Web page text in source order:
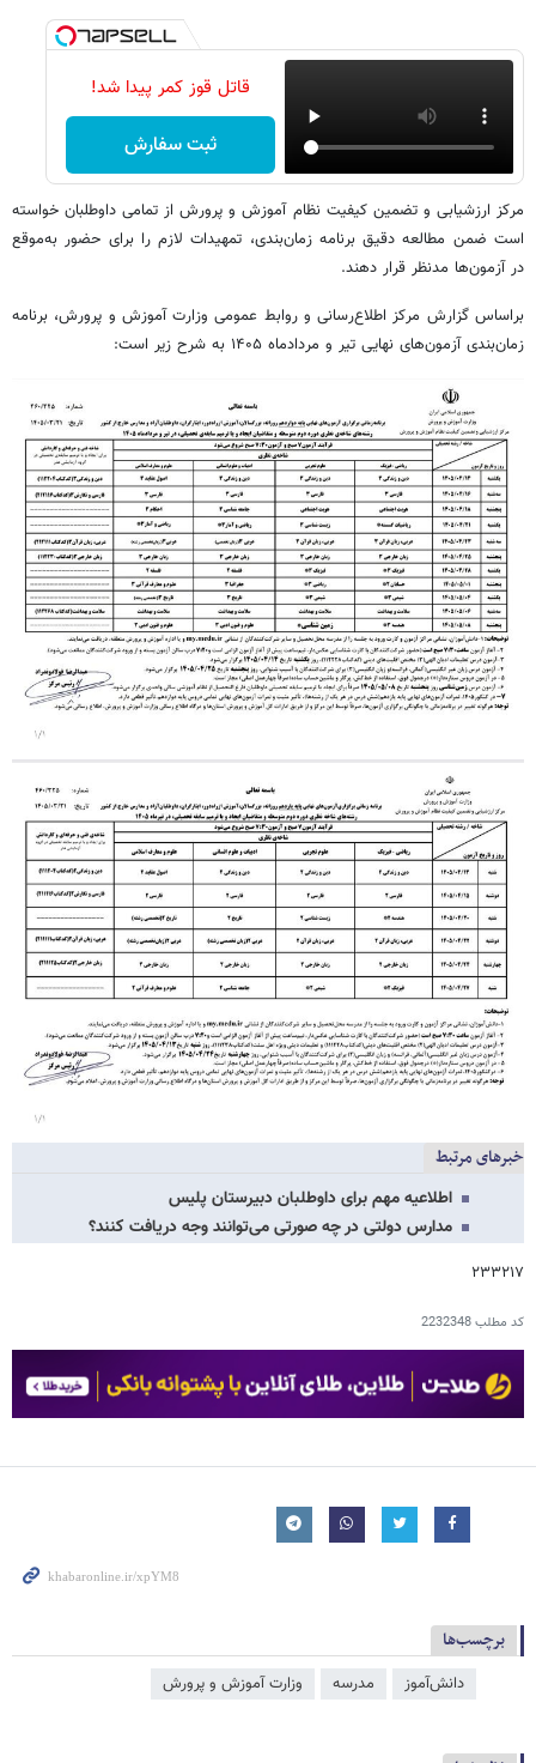
قاتل قوز کمر پیدا شد!
ثبت سفارش
مرکز ارزشیابی و تضمین کیفیت نظام آموزش و پرورش از تمامی داوطلبان خواسته
است ضمن مطالعه دقیق برنامه زمان‌بندی، تمهیدات لازم را برای حضور به‌موقع
در آزمون‌ها مدنظر قرار دهند.
براساس گزارش مرکز اطلاع‌رسانی و روابط عمومی وزارت آموزش و پرورش، برنامه
زمان‌بندی آزمون‌های نهایی تیر و مردادماه ۱۴۰۵ به شرح زیر است:
خبرهای مرتبط
اطلاعیه مهم برای داوطلبان دبیرستان پلیس
مدارس دولتی در چه صورتی می‌توانند وجه دریافت کنند؟
۲۳۳۲۱۷
کد مطلب2232348
برچسب‌ها
دانش‌آموز مدرسه وزارت آموزش و پرورش